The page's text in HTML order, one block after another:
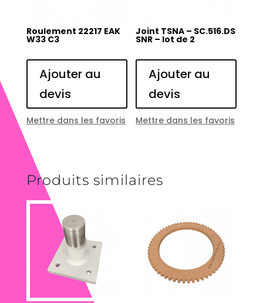
Roulement 22217 EAK
W33 C3
Ajouter au
devis
Mettre dans les favoris
Joint TSNA – SC.516.DS
SNR – lot de 2
Ajouter au
devis
Mettre dans les favoris
Produits similaires